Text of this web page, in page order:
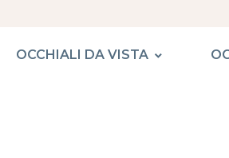
OCCHIALI DA VISTA